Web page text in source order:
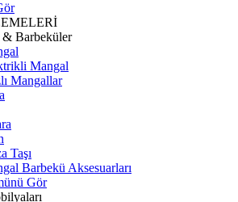
Barbeküler
Mangal
Mangallar
Taşı
Barbekü Aksesuarları
Gör